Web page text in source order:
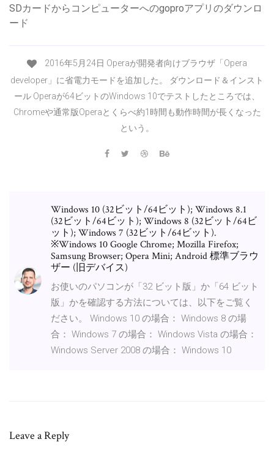
SDカードからコンピューターへのgoproアプリのダウンロ
ード
2016年5月24日 Operaが開発者向けブラウザ「Opera
developer」に省電力モードを追加した。 ダウンロード＆インスト
ール Operaが64ビットのWindows 10でテストしたところでは、
Chromeや通常版Operaとくらべ約1時間も動作時間が長くなった
という。
Windows 10 (32ビット/64ビット); Windows 8.1
(32ビット/64ビット); Windows 8 (32ビット/64ビ
ット); Windows 7 (32ビット/64ビット).
※Windows 10 Google Chrome; Mozilla Firefox;
Samsung Browser; Opera Mini; Android 標準ブラウ
ザー (旧デバイス)
お使いのパソコンが「32 ビット版」か「64 ビット
版」かを確認する方法については、以下をご覧く
ださい。 Windows 10 の場合： Windows 8 の場
合： Windows 7 の場合： Windows Vista の場合：
Windows Server 2008 の場合： Windows 10
Leave a Reply